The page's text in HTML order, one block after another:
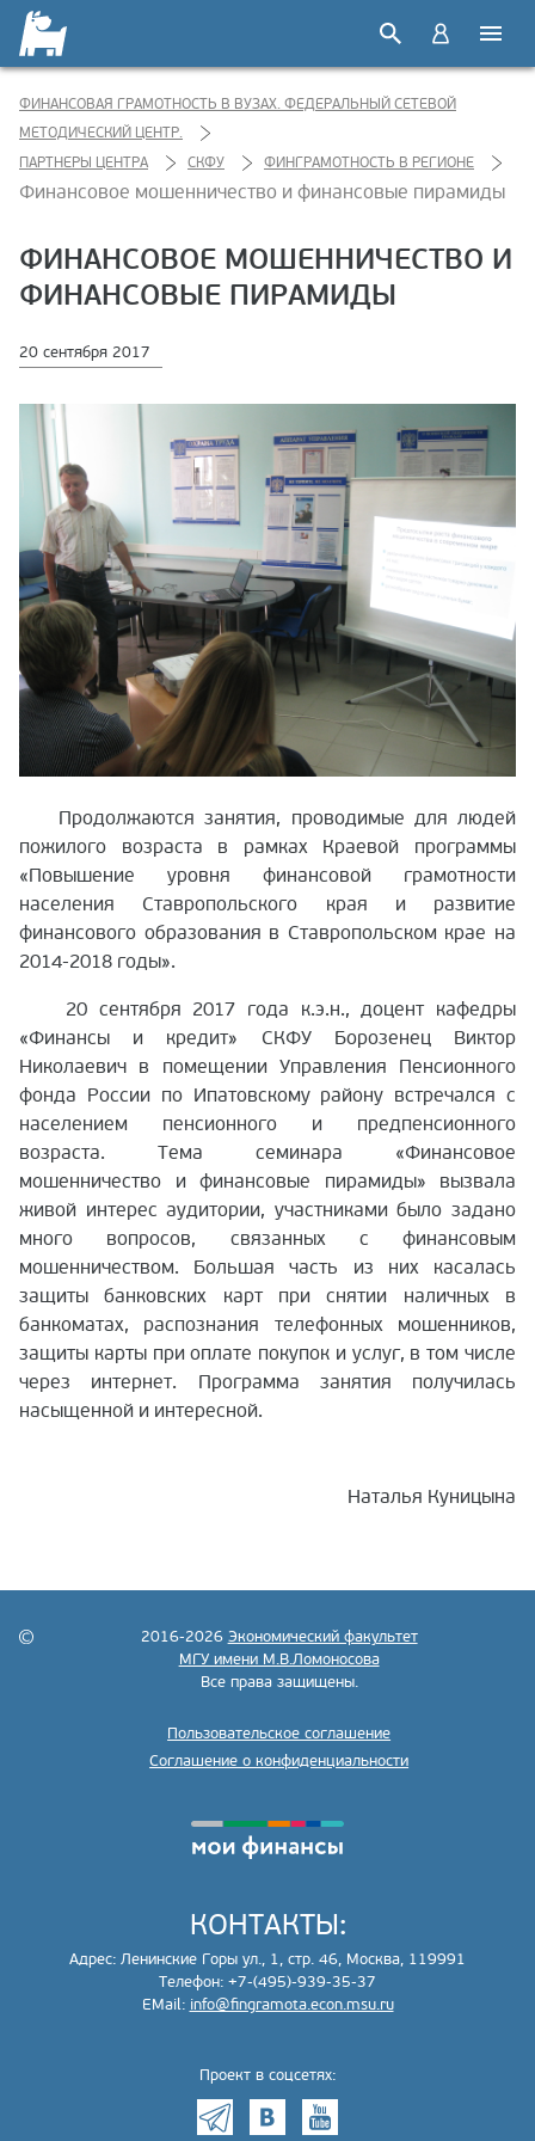
ФИНАНСОВАЯ ГРАМОТНОСТЬ В ВУЗАХ. ФЕДЕРАЛЬНЫЙ СЕТЕВОЙ
МЕТОДИЧЕСКИЙ ЦЕНТР.
ПАРТНЕРЫ ЦЕНТРА
СКФУ ФИНГРАМОТНОСТЬ В РЕГИОНЕ
Финансовое мошенничество и финансовые пирамиды
ФИНАНСОВОЕ МОШЕННИЧЕСТВО И
ФИНАНСОВЫЕ ПИРАМИДЫ
20 сентября 2017
Продолжаются занятия, проводимые для людей
пожилого возраста в рамках Краевой программы
«Повышение уровня финансовой грамотности
населения Ставропольского края и развитие
финансового образования в Ставропольском крае на
2014-2018 годы».
20 сентября 2017 года к.э.н., доцент кафедры
«Финансы и кредит» СКФУ Борозенец Виктор
Николаевич в помещении Управления Пенсионного
фонда России по Ипатовскому району встречался с
населением пенсионного и предпенсионного
возраста. Тема семинара «Финансовое
мошенничество и финансовые пирамиды» вызвала
живой интерес аудитории, участниками было задано
много вопросов, связанных с финансовым
мошенничеством. Большая часть из них касалась
защиты банковских карт при снятии наличных в
банкоматах, распознания телефонных мошенников,
защиты карты при оплате покупок и услуг, в том числе
через интернет. Программа занятия получилась
насыщенной и интересной.
Наталья Куницына
2016-2026 Экономический факультет
МГУ имени М.В.Ломоносова
Все права защищены.
Пользовательское соглашение
Соглашение о конфиденциальности
КОНТАКТЫ:
Адрес: Ленинские Горы ул., 1, стр. 46, Москва, 119991
Телефон: +7-(495)-939-35-37
EMail: info@fingramota.econ.msu.ru
Проект в соцсетях: